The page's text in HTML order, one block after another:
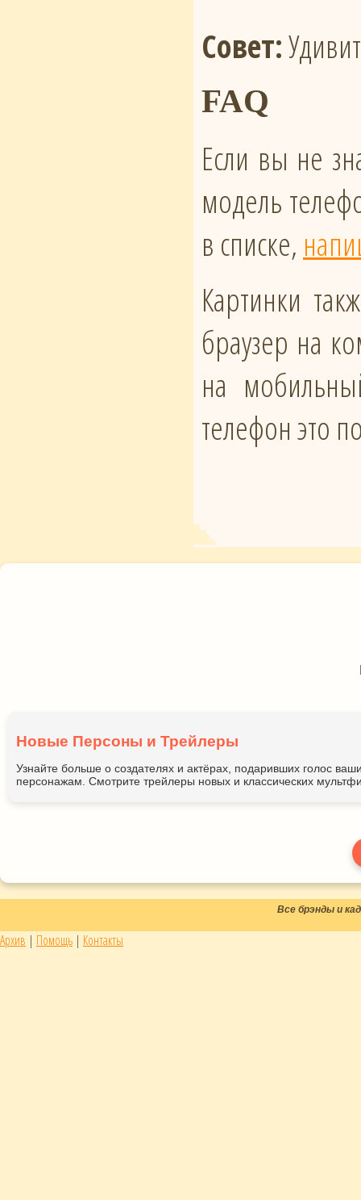
Совет:
FAQ
Если вы не
модель
в списке,
Картинки
браузер на
на
телефон это
Новые Персоны и Трейлеры
Узнайте больше о создателях и актёрах, подаривших голос
персонажам. Смотрите трейлеры новых и классических
Все брэнды и
Архив | Помощь | Контакты